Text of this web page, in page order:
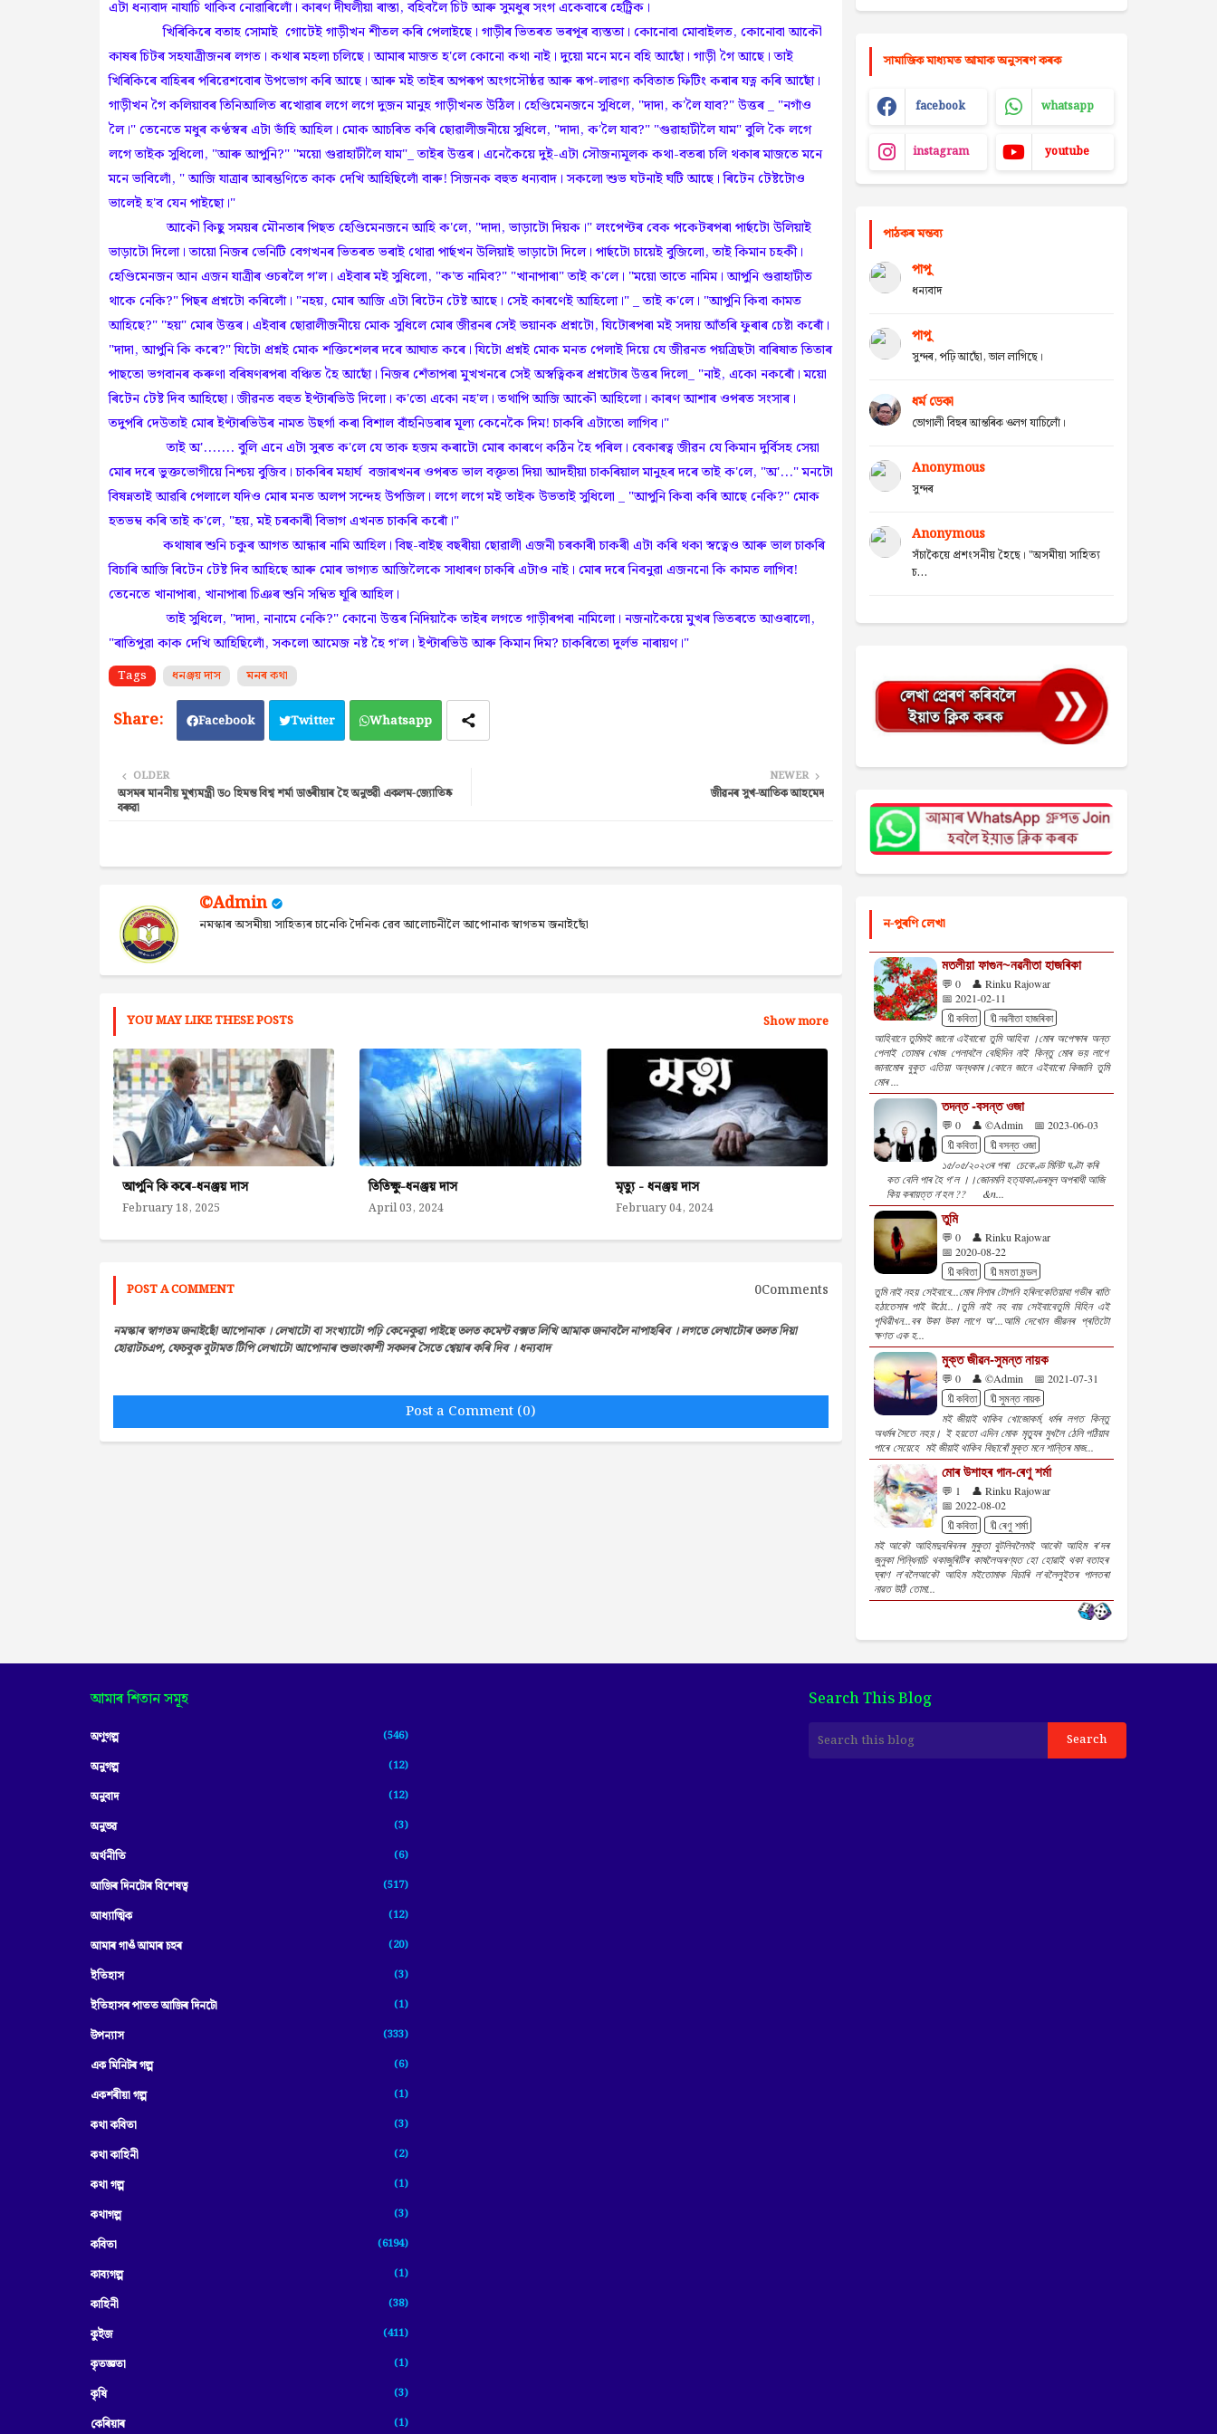
এটা ধন্যবাদ নাযাচি থাকিব নোৱাৰিলোঁ। কাৰণ দীঘলীয়া ৰাস্তা, বহিবলৈ চিট আৰু সুমধুৰ সংগ একেবাৰে হেট্ৰিক।
খিৰিকিৰে বতাহ সোমাই গোটেই গাড়ীখন শীতল কৰি পেলাইছে। গাড়ীৰ ভিতৰত ভৰপূৰ ব্যস্ততা। কোনোবা মোবাইলত, কোনোবা আকৌ
কাষৰ চিটৰ সহযাত্ৰীজনৰ লগত। কথাৰ মহলা চলিছে। আমাৰ মাজত হ'লে কোনো কথা নাই। দুয়ো মনে মনে বহি আছোঁ। গাড়ী গৈ আছে। তাই
খিৰিকিৰে বাহিৰৰ পৰিৱেশবোৰ উপভোগ কৰি আছে। আৰু মই তাইৰ অপৰূপ অংগসৌষ্ঠৱ আৰু ৰূপ-লাৱণ্য কবিতাত ফিটিং কৰাৰ যত্ন কৰি আছোঁ।
গাড়ীখন গৈ কলিয়াবৰ তিনিআলিত ৰখোৱাৰ লগে লগে দুজন মানুহ গাড়ীখনত উঠিল। হেণ্ডিমেনজনে সুধিলে, "দাদা, ক'লৈ যাব?" উত্তৰ _ "নগাঁও
লৈ।" তেনেতে মধুৰ কণ্ঠস্বৰ এটা ভাঁহি আহিল। মোক আচৰিত কৰি ছোৱালীজনীয়ে সুধিলে, "দাদা, ক'লৈ যাব?" "গুৱাহাটীলৈ যাম" বুলি কৈ লগে
লগে তাইক সুধিলো, "আৰু আপুনি?" "ময়ো গুৱাহাটীলৈ যাম"_ তাইৰ উত্তৰ। এনেকৈয়ে দুই-এটা সৌজন্যমূলক কথা-বতৰা চলি থকাৰ মাজতে মনে
মনে ভাবিলোঁ, " আজি যাত্ৰাৰ আৰম্ভণিতে কাক দেখি আহিছিলোঁ বাৰু! সিজনক বহুত ধন্যবাদ। সকলো শুভ ঘটনাই ঘটি আছে। ৰিটেন টেষ্টটোও
ভালেই হ'ব যেন পাইছো।"
আকৌ কিছু সময়ৰ মৌনতাৰ পিছত হেণ্ডিমেনজনে আহি ক'লে, "দাদা, ভাড়াটো দিয়ক।" লংপেণ্টৰ বেক পকেটৰপৰা পাৰ্ছটো উলিয়াই
ভাড়াটো দিলো। তায়ো নিজৰ ভেনিটি বেগখনৰ ভিতৰত ভৰাই থোৱা পাৰ্ছখন উলিয়াই ভাড়াটো দিলে। পাৰ্ছটো চায়েই বুজিলো, তাই কিমান চহকী।
হেণ্ডিমেনজন আন এজন যাত্ৰীৰ ওচৰলৈ গ'ল। এইবাৰ মই সুধিলো, "ক'ত নামিব?" "খানাপাৰা" তাই ক'লে। "ময়ো তাতে নামিম। আপুনি গুৱাহাটীত
থাকে নেকি?" পিছৰ প্ৰশ্নটো কৰিলোঁ। "নহয়, মোৰ আজি এটা ৰিটেন টেষ্ট আছে। সেই কাৰণেই আহিলো।" _ তাই ক'লে। "আপুনি কিবা কামত
আহিছে?" "হয়" মোৰ উত্তৰ। এইবাৰ ছোৱালীজনীয়ে মোক সুধিলে মোৰ জীৱনৰ সেই ভয়ানক প্ৰশ্নটো, যিটোৰপৰা মই সদায় আঁতৰি ফুৰাৰ চেষ্টা কৰোঁ।
"দাদা, আপুনি কি কৰে?" যিটো প্ৰশ্নই মোক শক্তিশেলৰ দৰে আঘাত কৰে। যিটো প্ৰশ্নই মোক মনত পেলাই দিয়ে যে জীৱনত পয়ত্ৰিছটা বাৰিষাত তিতাৰ
পাছতো ভগবানৰ কৰুণা বৰিষণৰপৰা বঞ্চিত হৈ আছোঁ। নিজৰ শেঁতাপৰা মুখখনৰে সেই অস্বত্বিকৰ প্ৰশ্নটোৰ উত্তৰ দিলো_ "নাই, একো নকৰোঁ। ময়ো
ৰিটেন টেষ্ট দিব আহিছো। জীৱনত বহুত ইণ্টাৰভিউ দিলো। ক'তো একো নহ'ল। তথাপি আজি আকৌ আহিলো। কাৰণ আশাৰ ওপৰত সংসাৰ।
তদুপৰি দেউতাই মোৰ ইণ্টাৰভিউৰ নামত উছৰ্গা কৰা বিশাল বাঁহনিডৰাৰ মূল্য কেনেকৈ দিম! চাকৰি এটাতো লাগিব।"
তাই অ'....... বুলি এনে এটা সুৰত ক'লে যে তাক হজম কৰাটো মোৰ কাৰণে কঠিন হৈ পৰিল। বেকাৰত্ব জীৱন যে কিমান দুৰ্বিসহ সেয়া
মোৰ দৰে ভুক্তভোগীয়ে নিশ্চয় বুজিব। চাকৰিৰ মহাৰ্ঘ বজাৰখনৰ ওপৰত ভাল বক্তৃতা দিয়া আদহীয়া চাকৰিয়াল মানুহৰ দৰে তাই ক'লে, "অ'..." মনটো
বিষন্নতাই আৱৰি পেলালে যদিও মোৰ মনত অলপ সন্দেহ উপজিল। লগে লগে মই তাইক উভতাই সুধিলো _ "আপুনি কিবা কৰি আছে নেকি?" মোক
হতভম্ব কৰি তাই ক'লে, "হয়, মই চৰকাৰী বিভাগ এখনত চাকৰি কৰোঁ।"
কথাষাৰ শুনি চকুৰ আগত আন্ধাৰ নামি আহিল। বিছ-বাইছ বছৰীয়া ছোৱালী এজনী চৰকাৰী চাকৰী এটা কৰি থকা স্বত্বেও আৰু ভাল চাকৰি
বিচাৰি আজি ৰিটেন টেষ্ট দিব আহিছে আৰু মোৰ ভাগ্যত আজিলৈকে সাধাৰণ চাকৰি এটাও নাই। মোৰ দৰে নিবনুৱা এজননো কি কামত লাগিব!
তেনেতে খানাপাৰা, খানাপাৰা চিঞৰ শুনি সম্বিত ঘূৰি আহিল।
তাই সুধিলে, "দাদা, নানামে নেকি?" কোনো উত্তৰ নিদিয়াকৈ তাইৰ লগতে গাড়ীৰপৰা নামিলো। নজনাকৈয়ে মুখৰ ভিতৰতে আওৰালো,
"ৰাতিপুৱা কাক দেখি আহিছিলোঁ, সকলো আমেজ নষ্ট হৈ গ'ল। ইণ্টাৰভিউ আৰু কিমান দিম? চাকৰিতো দুৰ্লভ নাৰায়ণ।"
Tags ধনঞ্জয় দাস মনৰ কথা
Facebook Twitter Whatsapp
NEWER
জীৱনৰ সুখ-আতিক আহমেদ
OLDER
অসমৰ মাননীয় মুখ্যমন্ত্রী ড০ হিমন্ত বিশ্ব শৰ্মা ডাঙৰীয়াৰ হৈ অনুভৱী একলম-জ্যোতিষ্ক
বৰুৱা
©Admin
নমস্কাৰ অসমীয়া সাহিত্যৰ চানেকি দৈনিক ৱেব আলোচনীলৈ আপোনাক স্বাগতম জনাইছোঁ
YOU MAY LIKE THESE POSTS Show more
আপুনি কি কৰে-ধনঞ্জয় দাস
February 18, 2025
তিতিক্ষু-ধনঞ্জয় দাস
April 03, 2024
মৃত্যু - ধনঞ্জয় দাস
February 04, 2024
POST A COMMENT 0Comments
নমস্কাৰ স্বাগতম জনাইছোঁ আপোনাক । লেখাটো বা সংখ্যাটো পঢ়ি কেনেকুৱা পাইছে তলত কমেন্ট বক্সত লিখি আমাক জনাবলৈ নাপাহৰিব । লগতে লেখাটোৰ তলত দিয়া
হোৱাটচএপ, ফেচবুক বুটামত টিপি লেখাটো আপোনাৰ শুভাংকাশী সকলৰ সৈতে শ্বেয়াৰ কৰি দিব । ধন্যবাদ
Post a Comment (0)
সামাজিক মাধ্যমত আমাক অনুসৰণ কৰক
facebook whatsapp
instagram youtube
পাঠকৰ মন্তব্য
পাপু
ধন্যবাদ
পাপু
সুন্দৰ, পঢ়ি আছোঁ, ভাল লাগিছে।
ধৰ্ম ডেকা
ভোগালী বিহুৰ আন্তৰিক ওলগ যাচিলোঁ।
Anonymous
সুন্দৰ
Anonymous
সঁচাকৈয়ে প্ৰশংসনীয় হৈছে। "অসমীয়া সাহিত্য
চ...
ন-পুৰণি লেখা
মতলীয়া ফাগুন~নৱনীতা হাজৰিকা
💬 0
👤 Rinku Rajowar
📅 2021-02-11
🔖কবিতা
🔖নৱনীতা হাজৰিকা
আহিবানে তুমিমই জানো এইবাৰো তুমি আহিবা ।মোৰ অপেক্ষাৰ অন্ত
পেলাই তোমাৰ খোজ পেলাবলৈ বেছিদিন নাই কিন্তু মোৰ ভয় লাগে
জানামোৰ বুকুত এতিয়া অন্ধকাৰ।কোনে জানে এইবাৰো কিজানি তুমি
মোৰ ...
তদন্ত -বসন্ত ওজা
💬 0 👤 ©Admin
📅 2023-06-03
🔖কবিতা
🔖বসন্ত ওজা
১৫/০৫/২০২৩ৰ পৰা চেকেণ্ড মিনিট ঘণ্টা কৰি
কত বেলি পাৰ হৈ গ'ল ।।জোনমনি হত্যাকাণ্ডৰমূল অপৰাধী আজি
কিয় কৰায়ত্ত ন'হল ?? &n...
তুমি
💬 0
👤 Rinku Rajowar
📅 2020-08-22
🔖কবিতা
🔖মমতা মন্ডল
তুমি নাই নহয় সেইবাবে...মোৰ নিশাৰ টোপনি হৰিলকেতিয়াবা গভীৰ ৰাতি
হঠাতেসাৰ পাই উঠো...।তুমি নাই নহ বায় সেইবাবেতুমি বিহিন এই
পৃথিৱীখন...বৰ উকা উকা লাগে অ'...আমি দেখোন জীৱনৰ প্ৰতিটো
ক্ষণত এক হ...
মুক্ত জীৱন-সুমন্ত নায়ক
💬 0 👤 ©Admin
📅 2021-07-31
🔖কবিতা
🔖সুমন্ত নায়ক
মই জীয়াই থাকিব খোজোকর্ম, ধৰ্মৰ লগত কিন্তু
অধর্মৰ সৈতে নহয়। ই হয়তো এদিন মোক মৃত্যুৰ মুখলৈ ঠেলি পঠিয়াব
পাৰে সেয়েহে মই জীয়াই থাকিব বিছাৰোঁ মুক্ত মনে শান্তিৰ মাজ...
মোৰ উশাহৰ গান-ৰেণু শৰ্মা
💬 1
👤 Rinku Rajowar
📅 2022-08-02
🔖কবিতা
🔖ৰেণু শৰ্মা
মই আকৌ আহিমদুবৰিবনৰ মুকুতা বুটলিবলৈমই আকৌ আহিম ৰ'দৰ
জুনুকা পিন্ধিনাচি থকাজুৰিটিৰ কাষলৈঅৰণ্যত হো হোৱাই থকা বতাহৰ
ঘ্ৰাণ ল'বলৈআকৌ আহিম মইতোমাক বিচাৰি ল'বলৈলুইতৰ পালতৰা
নাৱত উঠি তোমা...
আমাৰ শিতান সমূহ
অণুগল্প (546)
অনুগল্প (12)
অনুবাদ (12)
অনুভৱ (3)
অৰ্থনীতি (6)
আজিৰ দিনটোৰ বিশেষত্ব (517)
আধ্যাত্মিক (12)
আমাৰ গাওঁ আমাৰ চহৰ (20)
ইতিহাস (3)
ইতিহাসৰ পাতত আজিৰ দিনটো (1)
উপন্যাস (333)
এক মিনিটৰ গল্প (6)
একশৰীয়া গল্প (1)
কথা কবিতা (3)
কথা কাহিনী (2)
কথা গল্প (1)
কথাগল্প (3)
কবিতা (6194)
কাব্যগল্প (1)
কাহিনী (38)
কুইজ (411)
কৃতজ্ঞতা (1)
কৃষি (3)
কেৰিয়াৰ (1)
Search This Blog